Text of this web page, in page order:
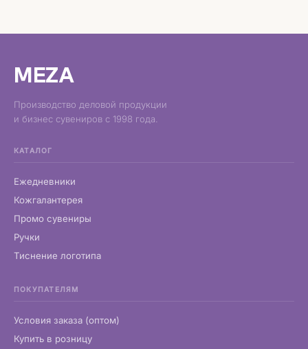
MEZA
Производство деловой продукции
и бизнес сувениров с 1998 года.
КАТАЛОГ
Ежедневники
Кожгалантерея
Промо сувениры
Ручки
Тиснение логотипа
ПОКУПАТЕЛЯМ
Условия заказа (оптом)
Купить в розницу